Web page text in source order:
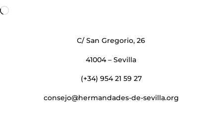
Cargando...
C/ San Gregorio, 26
41004 – Sevilla
(+34) 954 21 59 27
consejo@hermandades-de-sevilla.org